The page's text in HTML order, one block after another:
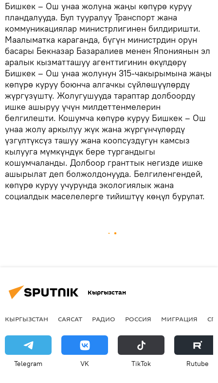
Бишкек – Ош унаа жолуна жаңы көпүрө куруу
пландалууда. Бул тууралуу Транспорт жана
коммуникациялар министрлигинен билдиришти.
Маалыматка караганда, бүгүн министрдин орун
басары Бекназар Базаралиев менен Япониянын эл
аралык кызматташуу агенттигинин өкүлдөрү
Бишкек – Ош унаа жолунун 315-чакырымына жаңы
көпүрө куруу боюнча алгачкы сүйлөшүүлөрдү
жүргүзүштү. Жолугушууда тараптар долбоорду
ишке ашыруу үчүн милдеттенмелерин
белгилешти. Кошумча көпүрө куруу Бишкек – Ош
унаа жолу аркылуу жүк жана жүргүнчүлөрдү
үзгүлтүксүз ташуу жана коопсуздугун камсыз
кылууга мүмкүндүк бере тургандыгы
кошумчаланды. Долбоор гранттык негизде ишке
ашырылат деп болжолдонууда. Белгиленгендей,
көпүрө куруу учурунда экологиялык жана
социалдык маселелерге тийиштүү көңүл бурулат.
Кыргызстан
КЫРГЫЗСТАН САЯСАТ РАДИО РОССИЯ МИГРАЦИЯ
Telegram VK ТikТоk Rutube